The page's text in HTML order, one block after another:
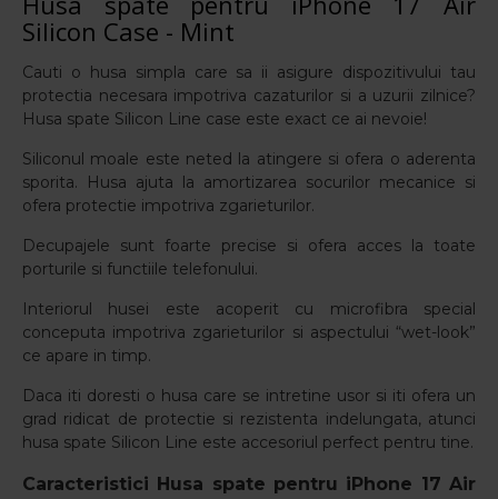
Silicon Case - Mint
Cauti o husa simpla care sa ii asigure dispozitivului tau
protectia necesara impotriva cazaturilor si a uzurii zilnice?
Husa spate Silicon Line case este exact ce ai nevoie!
Siliconul moale este neted la atingere si ofera o aderenta
sporita. Husa ajuta la amortizarea socurilor mecanice si
ofera protectie impotriva zgarieturilor.
Decupajele sunt foarte precise si ofera acces la toate
porturile si functiile telefonului.
Interiorul husei este acoperit cu microfibra special
conceputa impotriva zgarieturilor si aspectului “wet-look”
ce apare in timp.
Daca iti doresti o husa care se intretine usor si iti ofera un
grad ridicat de protectie si rezistenta indelungata, atunci
husa spate Silicon Line este accesoriul perfect pentru tine.
Caracteristici Husa spate pentru iPhone 17 Air